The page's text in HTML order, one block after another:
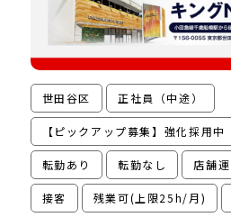
世田谷区 正社員（中途）
【ピックアップ募集】強化採用中
転勤あり 転勤なし 店舗運
接客 残業可(上限25h/月)